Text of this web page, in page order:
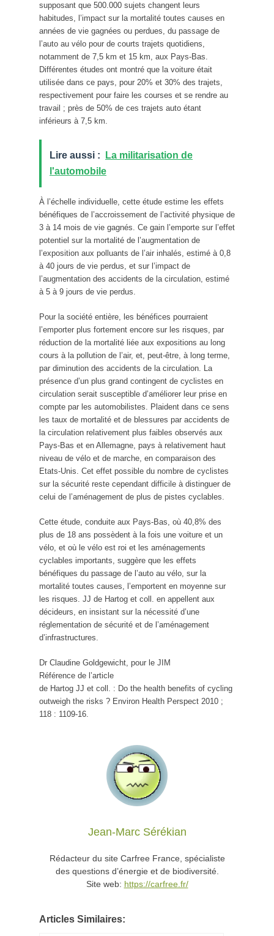
supposant que 500.000 sujets changent leurs
habitudes, l’impact sur la mortalité toutes causes en
années de vie gagnées ou perdues, du passage de
l’auto au vélo pour de courts trajets quotidiens,
notamment de 7,5 km et 15 km, aux Pays-Bas.
Différentes études ont montré que la voiture était
utilisée dans ce pays, pour 20% et 30% des trajets,
respectivement pour faire les courses et se rendre au
travail ; près de 50% de ces trajets auto étant
inférieurs à 7,5 km.
Lire aussi :
La militarisation de
l'automobile
À l’échelle individuelle, cette étude estime les effets
bénéfiques de l’accroissement de l’activité physique de
3 à 14 mois de vie gagnés. Ce gain l’emporte sur l’effet
potentiel sur la mortalité de l’augmentation de
l’exposition aux polluants de l’air inhalés, estimé à 0,8
à 40 jours de vie perdus, et sur l’impact de
l’augmentation des accidents de la circulation, estimé
à 5 à 9 jours de vie perdus.
Pour la société entière, les bénéfices pourraient
l’emporter plus fortement encore sur les risques, par
réduction de la mortalité liée aux expositions au long
cours à la pollution de l’air, et, peut-être, à long terme,
par diminution des accidents de la circulation. La
présence d’un plus grand contingent de cyclistes en
circulation serait susceptible d’améliorer leur prise en
compte par les automobilistes. Plaident dans ce sens
les taux de mortalité et de blessures par accidents de
la circulation relativement plus faibles observés aux
Pays-Bas et en Allemagne, pays à relativement haut
niveau de vélo et de marche, en comparaison des
Etats-Unis. Cet effet possible du nombre de cyclistes
sur la sécurité reste cependant difficile à distinguer de
celui de l’aménagement de plus de pistes cyclables.
Cette étude, conduite aux Pays-Bas, où 40,8% des
plus de 18 ans possèdent à la fois une voiture et un
vélo, et où le vélo est roi et les aménagements
cyclables importants, suggère que les effets
bénéfiques du passage de l’auto au vélo, sur la
mortalité toutes causes, l’emportent en moyenne sur
les risques. JJ de Hartog et coll. en appellent aux
décideurs, en insistant sur la nécessité d’une
réglementation de sécurité et de l’aménagement
d’infrastructures.
Dr Claudine Goldgewicht, pour le JIM
Référence de l’article
de Hartog JJ et coll. : Do the health benefits of cycling
outweigh the risks ? Environ Health Perspect 2010 ;
118 : 1109-16.
Jean-Marc Sérékian
Rédacteur du site Carfree France, spécialiste
des questions d’énergie et de biodiversité.
Site web: https://carfree.fr/
Articles Similaires: